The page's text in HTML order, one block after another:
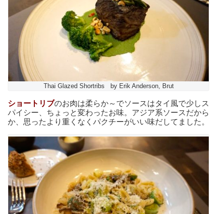
Thai Glazed Shortribs by Erik Anderson, Brut
ショートリブのお肉は柔らか～でソースはタイ風で少しス
パイシー、ちょっと変わったお味。アジア系ソースだから
か、思ったより重くなくパクチーがいい味だしてました。